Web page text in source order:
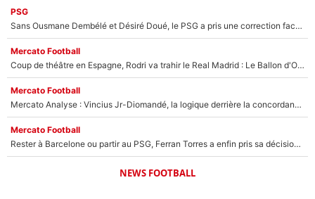
PSG
Sans Ousmane Dembélé et Désiré Doué, le PSG a pris une correction face à Majorque : Luis Enrique attend avec impatience des renforts !
Mercato Football
Coup de théâtre en Espagne, Rodri va trahir le Real Madrid : Le Ballon d'Or a choisi de signer au FC Barcelone !
Mercato Football
Mercato Analyse : Vincius Jr-Diomandé, la logique derrière la concordance des temps
Mercato Football
Rester à Barcelone ou partir au PSG, Ferran Torres a enfin pris sa décision : La course contre la montre est lancée !
NEWS FOOTBALL